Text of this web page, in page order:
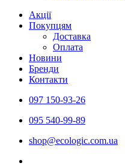
Акції
Покупцям
Доставка
Оплата
Новини
Бренди
Контакти
097 150-93-26
095 540-99-89
shoр@ecologic.com.ua